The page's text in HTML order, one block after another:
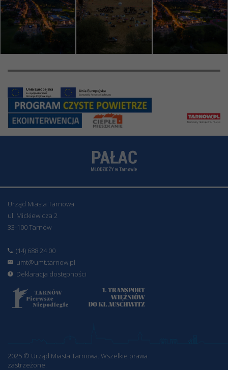
Urząd Miasta Tarnowa
ul. Mickiewicza 2
33-100 Tarnów
(14) 688 24 00
umt@umt.tarnow.pl
Deklaracja dostępności
2025 © Urząd Miasta Tarnowa. Wszelkie prawa
zastrzeżone.